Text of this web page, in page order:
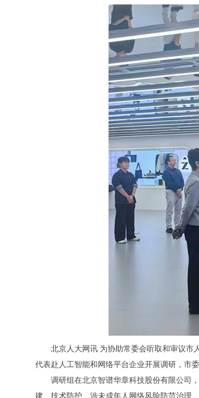
北京人大网讯 为协助常委会听取和审议市
代表赴人工智能和网络平台企业开展调研，市
调研组在北京智谱华章科技股份有限公司，
建、技术防护、涉未成年人网络风险防范治理